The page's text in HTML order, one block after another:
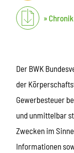
Der BWK
der
Gewerbesteuer
und unmittelbar
Zwecken im
Informationen